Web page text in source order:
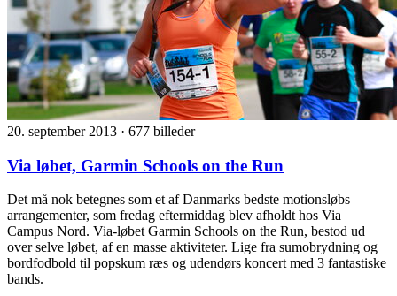
20. september 2013 · 677 billeder
Via løbet, Garmin Schools on the Run
Det må nok betegnes som et af Danmarks bedste motionsløbs
arrangementer, som fredag eftermiddag blev afholdt hos Via
Campus Nord. Via-løbet Garmin Schools on the Run, bestod ud
over selve løbet, af en masse aktiviteter. Lige fra sumobrydning og
bordfodbold til popskum ræs og udendørs koncert med 3 fantastiske
bands.